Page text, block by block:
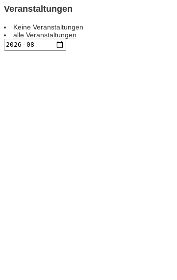
Veranstaltungen
Keine Veranstaltungen
alle Veranstaltungen